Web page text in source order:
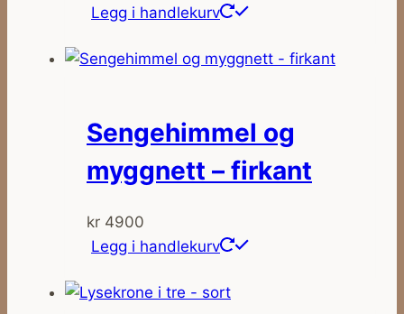
Legg i handlekurv
Sengehimmel og
myggnett – firkant
kr 4900
Legg i handlekurv